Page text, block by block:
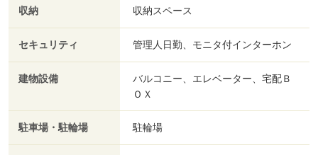
収納 収納スペース
セキュリティ 管理人日勤、モニタ付インターホン
建物設備
バルコニー、エレベーター、宅配Ｂ
ＯＸ
駐車場・駐輪場 駐輪場